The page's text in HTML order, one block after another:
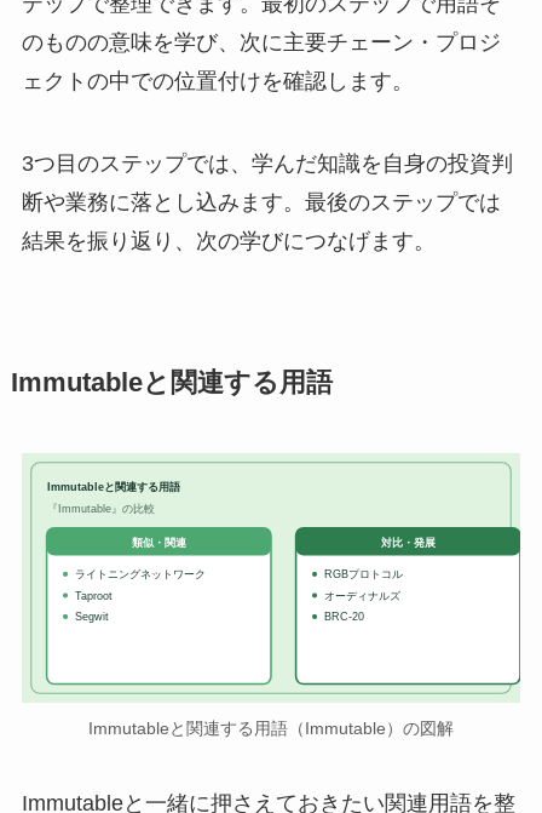
のものの意味を学び、次に主要チェーン・プロジ
ェクトの中での位置付けを確認します。
3つ目のステップでは、学んだ知識を自身の投資判
断や業務に落とし込みます。最後のステップでは
結果を振り返り、次の学びにつなげます。
Immutableと関連する用語
Immutableと関連する用語
『Immutable』の比較
類似・関連
ライトニングネットワーク
Taproot
Segwit
対比・発展
RGBプロトコル
オーディナルズ
BRC-20
Immutableと関連する用語（Immutable）の図解
Immutableと一緒に押さえておきたい関連用語を整